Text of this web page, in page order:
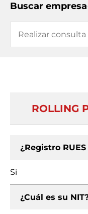
Buscar empresa
ROLLING
¿Registro
Si
¿Cuál es su